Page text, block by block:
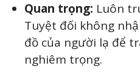
Quan trọng: Luôn
Tuyệt đối không
đồ của người lạ để
nghiêm trọng.